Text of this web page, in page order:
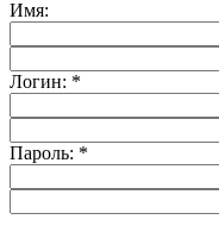
Имя:
Логин: *
Пароль: *